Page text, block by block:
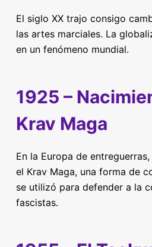
El siglo XX trajo consigo
las artes marciales. La
en un fenómeno mundial.
1925 –
Krav Maga
En la Europa de
el Krav Maga, una forma de
se utilizó para defender a la
fascistas.